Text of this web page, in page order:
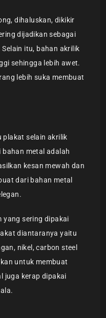
dihaluskan, dikikir
dijadikan sebagai
itu, bahan akrilik
sehingga lebih awet.
lebih suka membuat
plakat selain akrilik
metal adalah
kesan mewah dan
dari bahan metal
yang sering dipakai
diantaranya yaitu
nikel, carbon steel
untuk membuat
juga kerap dipakai